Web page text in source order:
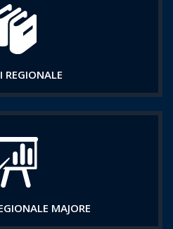
REGIONALE
MAJORE